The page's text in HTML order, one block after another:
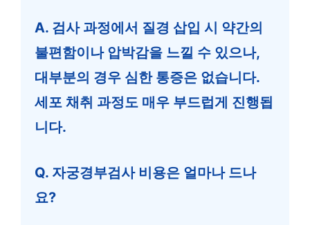
A. 검사 과정에서 질경 삽입 시 약간의
불편함이나 압박감을 느낄 수 있으나,
대부분의 경우 심한 통증은 없습니다.
세포 채취 과정도 매우 부드럽게 진행됩
니다.
Q. 자궁경부검사 비용은 얼마나 드나
요?